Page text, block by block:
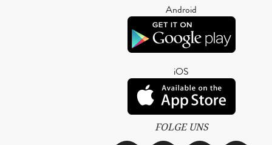
Android
iOS
FOLGE UNS